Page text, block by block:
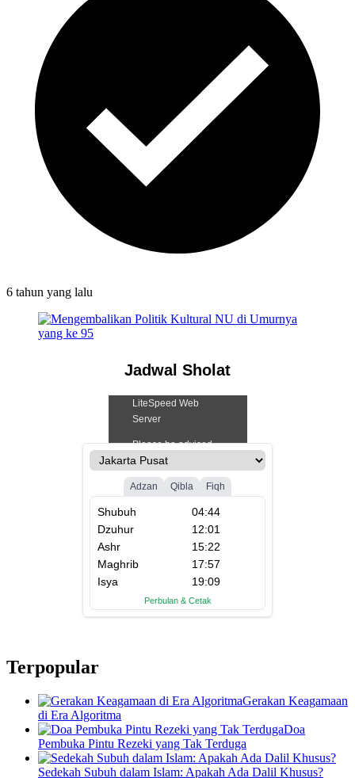
6 tahun yang lalu
Jadwal Sholat
Terpopular
Gerakan Keagamaan
di Era Algoritma
Doa
Pembuka Pintu Rezeki yang Tak Terduga
Sedekah Subuh dalam Islam: Apakah Ada Dalil Khusus?